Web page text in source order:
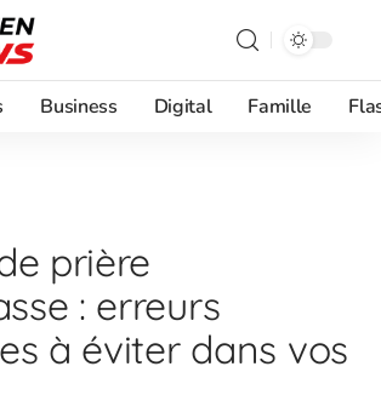
Business Digital Famille
prière
: erreurs
à éviter dans vos